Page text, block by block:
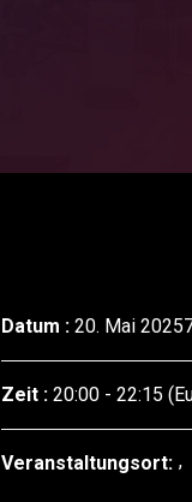
Datum : 20. Mai
Zeit : 20:00 - 22:15
Veranstaltungsort: